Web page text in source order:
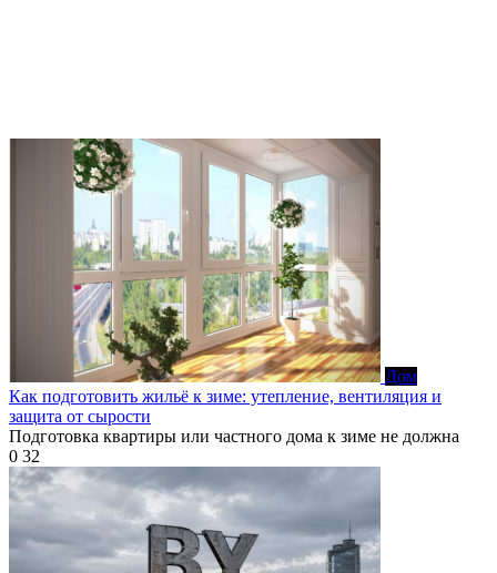
Дом
Как подготовить жильё к зиме: утепление, вентиляция и
защита от сырости
Подготовка квартиры или частного дома к зиме не должна
0 32